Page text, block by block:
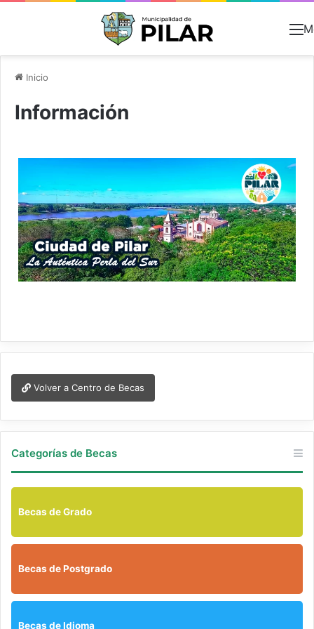
Inicio
Información
Volver a Centro de Becas
Categorías de Becas
Becas de Grado
Becas de Postgrado
Becas de Idioma